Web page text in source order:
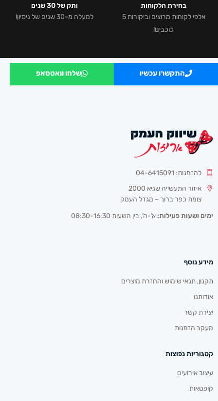
בחירת הלקוחות
אלפי לקוחות מרוצים וביקורות 5
כוכבים!
ותק של 30 שנים
למעלה מ-30 שנים של ניסיון!
התקשרו עכשיו שלחו וואטסאפ
להזמנות: 04-6415091
איזור התעשייה שגיא 2000
צומת כפר ברוך – מגדל העמק
ימים ושעות פעילות: א’-ה’, בין השעות 08:30-16:30
מידע נוסף
תקנון, תנאי שימוש והחזרת מוצרים
אודותנו
יצירת קשר
מעקב הזמנות
קטגוריות נפוצות
עיצוב אירועים
קופסאות